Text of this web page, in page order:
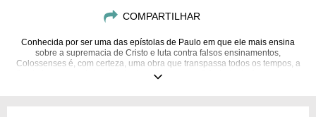
COMPARTILHAR
Conhecida por ser uma das epístolas de Paulo em que ele mais ensina
sobre a supremacia de Cristo e luta contra falsos ensinamentos,
Colossenses é, com certeza, uma obra que transpassa todos os tempos, a
fim de trazer o real significado de reconhecer a divindade de Jesus, andar